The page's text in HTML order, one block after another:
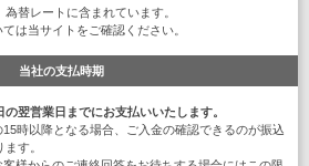
替レートに含まれています。
は当サイトをご確認ください。
当社の支払時期
翌営業日までにお支払いいたします。
時以降となる場合、ご入金の確認できるのが振込
す。